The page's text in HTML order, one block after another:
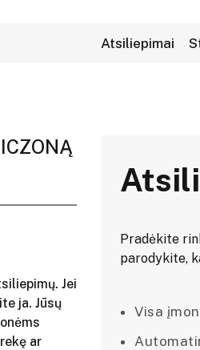
Atsiliepimai
Jei
ja. Jūsų
ar
Pradėkite
parodykite,
Visa